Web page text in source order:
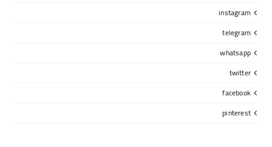
instagram
telegram
whatsapp
twitter
facebook
pinterest